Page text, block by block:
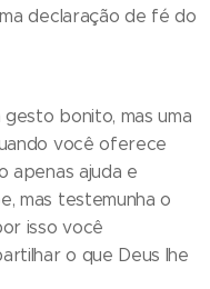
declaração de fé do
bonito, mas uma
você oferece
apenas ajuda e
mas testemunha o
isso você
o que Deus lhe